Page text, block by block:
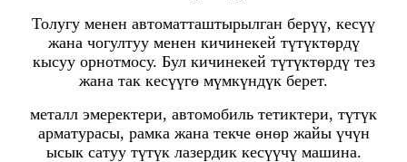
Толугу менен автоматташтырылган берүү, кесүү
жана чогултуу менен кичинекей түтүктөрдү
кысуу орнотмосу. Бул кичинекей түтүктөрдү тез
жана так кесүүгө мүмкүндүк берет.
металл эмеректери, автомобиль тетиктери, түтүк
арматурасы, рамка жана текче өнөр жайы үчүн
ысык сатуу түтүк лазердик кесүүчү машина.